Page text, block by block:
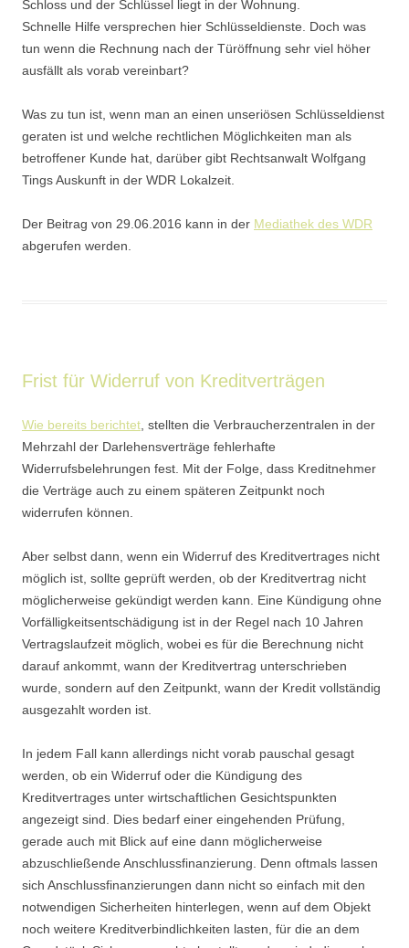
Schloss und der Schlüssel liegt in der Wohnung.
Schnelle Hilfe versprechen hier Schlüsseldienste. Doch was
tun wenn die Rechnung nach der Türöffnung sehr viel höher
ausfällt als vorab vereinbart?
Was zu tun ist, wenn man an einen unseriösen Schlüsseldienst
geraten ist und welche rechtlichen Möglichkeiten man als
betroffener Kunde hat, darüber gibt Rechtsanwalt Wolfgang
Tings Auskunft in der WDR Lokalzeit.
Der Beitrag von 29.06.2016 kann in der Mediathek des WDR
abgerufen werden.
Frist für Widerruf von Kreditverträgen
Wie bereits berichtet , stellten die Verbraucherzentralen in der
Mehrzahl der Darlehensverträge fehlerhafte
Widerrufsbelehrungen fest. Mit der Folge, dass Kreditnehmer
die Verträge auch zu einem späteren Zeitpunkt noch
widerrufen können.
Aber selbst dann, wenn ein Widerruf des Kreditvertrages nicht
möglich ist, sollte geprüft werden, ob der Kreditvertrag nicht
möglicherweise gekündigt werden kann. Eine Kündigung ohne
Vorfälligkeitsentschädigung ist in der Regel nach 10 Jahren
Vertragslaufzeit möglich, wobei es für die Berechnung nicht
darauf ankommt, wann der Kreditvertrag unterschrieben
wurde, sondern auf den Zeitpunkt, wann der Kredit vollständig
ausgezahlt worden ist.
In jedem Fall kann allerdings nicht vorab pauschal gesagt
werden, ob ein Widerruf oder die Kündigung des
Kreditvertrages unter wirtschaftlichen Gesichtspunkten
angezeigt sind. Dies bedarf einer eingehenden Prüfung,
gerade auch mit Blick auf eine dann möglicherweise
abzuschließende Anschlussfinanzierung. Denn oftmals lassen
sich Anschlussfinanzierungen dann nicht so einfach mit den
notwendigen Sicherheiten hinterlegen, wenn auf dem Objekt
noch weitere Kreditverbindlichkeiten lasten, für die an dem